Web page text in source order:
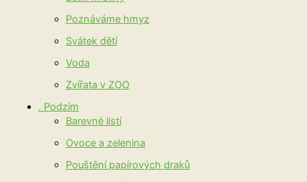
Poznáváme hmyz
Svátek dětí
Voda
Zvířata v ZOO
. Podzim
Barevné listí
Ovoce a zelenina
Pouštění papírových draků